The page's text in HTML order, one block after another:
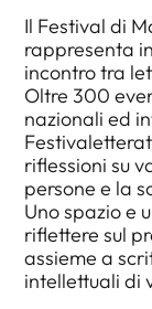
Il Festival di
rappresenta
incontro tra
Oltre 300
nazionali ed
riflessioni su
persone e la
Uno spazio e
riflettere sul
assieme a
intellettuali di